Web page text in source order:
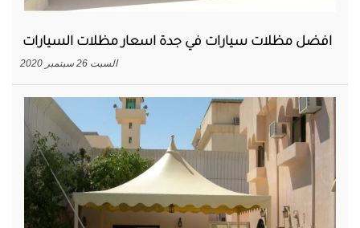
افضل مظلات سيارات في جدة اسعار مظلات السيارات
السبت 26 سبتمبر 2020